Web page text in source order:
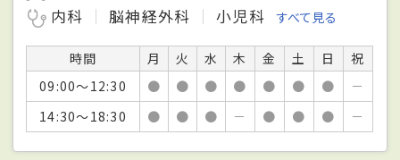
内科
脳神経外科 小児科 すべて見る
時間 月 火 水 木 金 土 日
祝
09:00～12:30
● ● ● ● ● ● ●
－
14:30～18:30
● ● ● － ● ● ● －